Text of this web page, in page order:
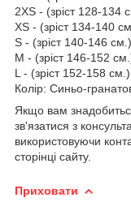
2XS - (зріст 128-134
XS - (зріст 134-140
S - (зріст 140-146 см.),
M - (зріст 146-152
L - (зріст 152-158 см.)
Колір: Синьо-
Якщо вам
зв'язатися з
використовуючи
сторінці сайту.
Приховати